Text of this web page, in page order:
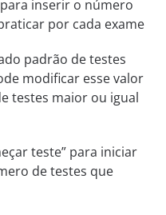
inserir o número
por cada exame
padrão de testes
modificar esse valor
testes maior ou igual
teste” para iniciar
de testes que